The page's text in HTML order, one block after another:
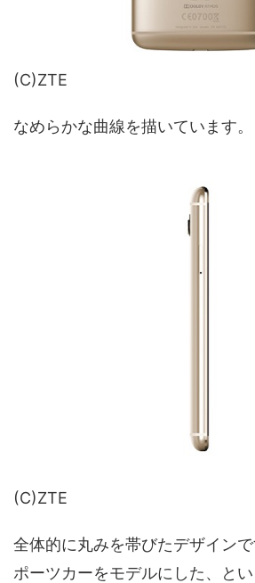
(C)ZTE
なめらかな曲線を描いています。
(C)ZTE
全体的に丸みを帯びたデザイン
ポーツカーをモデルにした、とい